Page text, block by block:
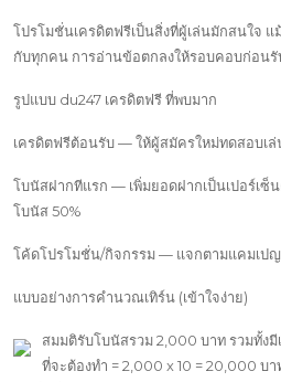
โปรโมชั่นเครดิตฟรีเป็นสิ่งที่ผู้เล่นมักสนใจ แ
กับทุกคน การอ่านข้อตกลงให้รอบคอบก่อน
รูปแบบ du247 เครดิตฟรี ที่พบมาก
เครดิตฟรีต้อนรับ — ให้ผู้สมัครใหม่ทดสอบเ
โบนัสฝากทีแรก — เพิ่มยอดฝากเป็นเปอร์เซ็
โบนัส 50%
โค้ดโปรโมชั่น/กิจกรรม — แจกตามแคมเปญ
แบบอย่างการคำนวณเทิร์น (เข้าใจง่าย)
สมมติรับโบนัสรวม 2,000 บาท รวมทั้ง
ที่จะต้องทำ = 2,000 x 10 = 20,000 บ